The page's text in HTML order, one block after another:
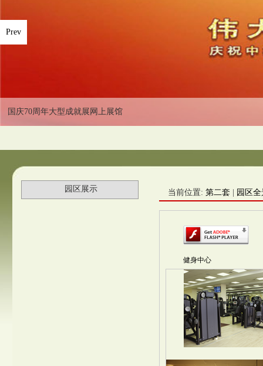
国庆70周年大型成就展网上展馆
Prev
园区展示 当前位置: 第二套 园区全
健身中心